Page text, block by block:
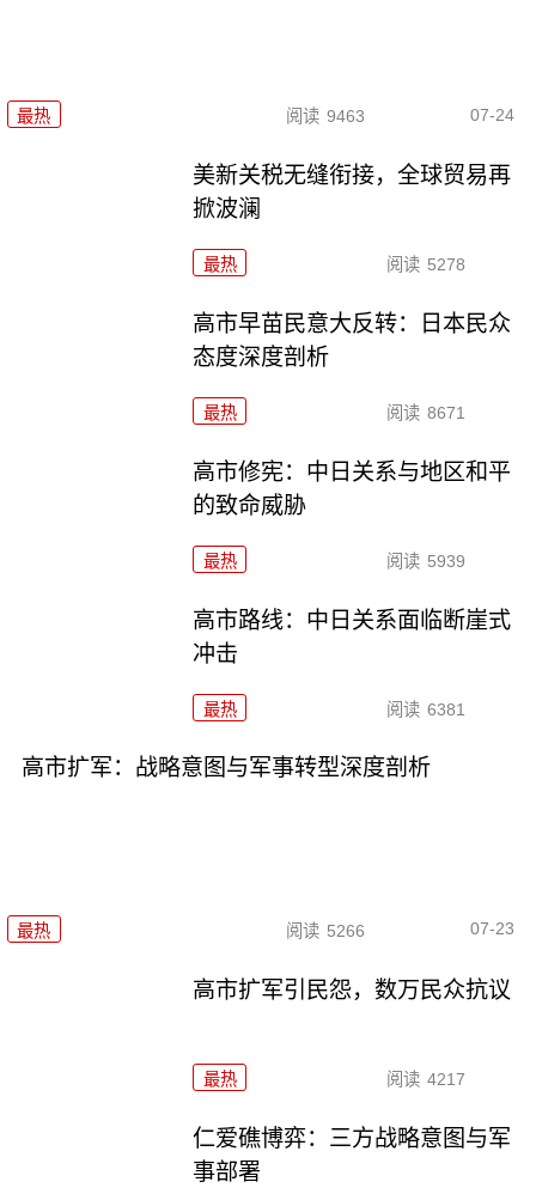
最热 阅读 9463 07-24
美新关税无缝衔接，全球贸易再
掀波澜
最热 阅读 5278
高市早苗民意大反转：日本民众
态度深度剖析
最热 阅读 8671
高市修宪：中日关系与地区和平
的致命威胁
最热 阅读 5939
高市路线：中日关系面临断崖式
冲击
最热 阅读 6381
高市扩军：战略意图与军事转型深度剖析
最热 阅读 5266 07-23
高市扩军引民怨，数万民众抗议
最热 阅读 4217
仁爱礁博弈：三方战略意图与军
事部署